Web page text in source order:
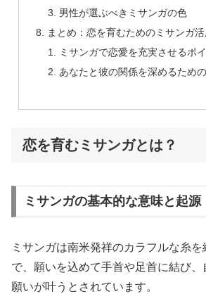
男性が選ぶべきミサンガの色
まとめ：恋を育むためのミサンガ
ミサンガで恋愛を充実させるポ
あなたと彼の関係を深めるため
恋を育むミサンガとは？
ミサンガの基本的な意味と起源
ミサンガは南米発祥のカラフルな糸を
で、願いを込めて手首や足首に結び
願いが叶うとされています。